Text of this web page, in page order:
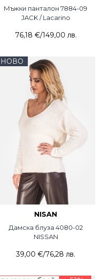
Мъжки панталон 7884-09
JACK / Lacarino
76,18 €/149,00 лв.
НОВО
NISAN
Дамска блуза 4080-02
NISSAN
39,00 €/76,28 лв.